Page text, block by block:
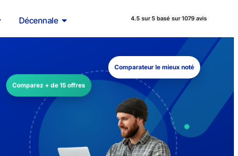
Décennale 4.5 sur 5 basé sur 1079 avis
Comparez + de 15 offres
Comparateur le mieux noté